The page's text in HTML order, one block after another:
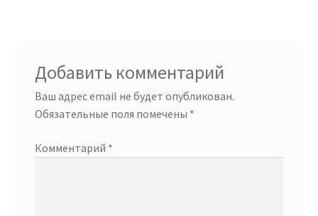
Добавить комментарий
Ваш адрес email не будет опубликован.
Обязательные поля помечены *
Комментарий *